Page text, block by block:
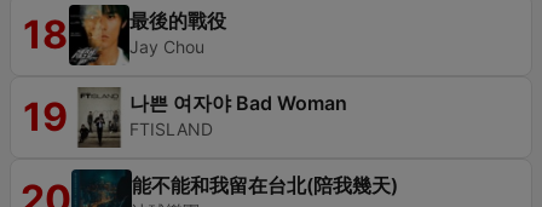
18 最後的戰役
Jay Chou
19 나쁜 여자야 Bad Woman
FTISLAND
能不能和我留在台北(陪我幾天)